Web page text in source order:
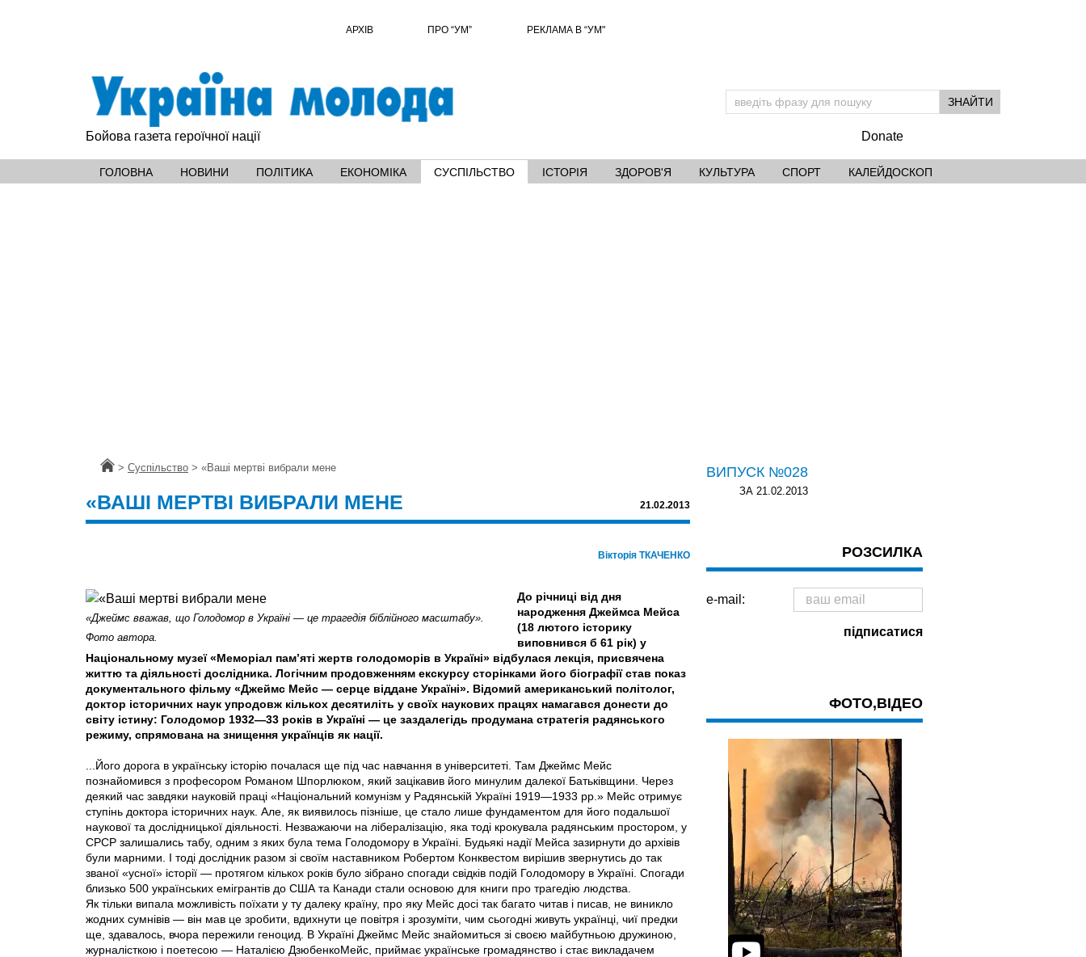
АРХІВ ПРО “УМ” РЕКЛАМА В “УМ"
Бойова газета героїчної нації Donate
ГОЛОВНА НОВИНИ ПОЛІТИКА ЕКОНОМІКА СУСПІЛЬСТВО ІСТОРІЯ ЗДОРОВ'Я КУЛЬТУРА СПОРТ КАЛЕЙДОСКОП
Головна
> Суспільство > «Ваші мертві вибрали мене
«ВАШІ МЕРТВІ ВИБРАЛИ МЕНЕ 21.02.2013
Вікторія ТКАЧЕНКО
«Джеймс вважав, що Голодомор в Україні — це трагедія біблійного масштабу».
Фото автора.
До річниці від дня
народження Джеймса Мейса
(18 лютого історику
виповнився б 61 рік) у
Національному музеї «Меморіал пам’яті жертв голодоморів в Україні» відбулася лекція, присвячена
життю та діяльності дослідника. Логічним продовженням екскурсу сторінками його біографії став показ
документального фільму «Джеймс Мейс — серце віддане Україні». Відомий американський політолог,
доктор історичних наук упродовж кількох десятиліть у своїх наукових працях намагався донести до
світу істину: Голодомор 1932—33 років в Україні — це заздалегідь продумана стратегія радянського
режиму, спрямована на знищення українців як нації.
...Його дорога в українську історію почалася ще під час навчання в університеті. Там Джеймс Мейс
познайомився з професором Романом Шпорлюком, який зацікавив його минулим далекої Батьківщини. Через
деякий час завдяки науковій праці «Національний комунізм у Радянській Україні 1919—1933 рр.» Мейс отримує
ступінь доктора історичних наук. Але, як виявилось пізніше, це стало лише фундаментом для його подальшої
наукової та дослідницької діяльності. Незважаючи на лібералізацію, яка тоді крокувала радянським простором, у
СРСР залишались табу, одним з яких була тема Голодомору в Україні. Будь­які надії Мейса зазирнути до архівів
були марними. І тоді дослідник разом зі своїм наставником Робертом Конквестом вирішив звернутись до так
званої «усної» історії — протягом кількох років було зібрано спогади свідків подій Голодомору в Україні. Спогади
близько 500 українських емігрантів до США та Канади стали основою для книги про трагедію людства.
Як тільки випала можливість поїхати у ту далеку країну, про яку Мейс досі так багато читав і писав, не виникло
жодних сумнівів — він мав це зробити, вдихнути це повітря і зрозуміти, чим сьогодні живуть українці, чиї предки
ще, здавалось, вчора пережили геноцид. В Україні Джеймс Мейс знайомиться зі своєю майбутньою дружиною,
журналісткою і поетесою — Наталією Дзюбенко­Мейс, приймає українське громадянство і стає викладачем
ВИПУСК №028
ЗА 21.02.2013
РОЗСИЛКА
e-mail:
ФОТО,ВІДЕО